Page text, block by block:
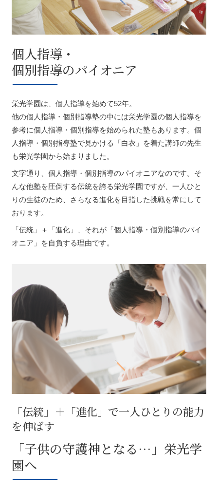
個人指導・
個別指導のパイオニア
栄光学園は、個人指導を始めて52年。
他の個人指導・個別指導塾の中には栄光学園の個人指導を
参考に個人指導・個別指導を始められた塾もあります。個
人指導・個別指導塾で見かける「白衣」を着た講師の先生
も栄光学園から始まりました。
文字通り、個人指導・個別指導のパイオニアなのです。そ
んな他塾を圧倒する伝統を誇る栄光学園ですが、一人ひと
りの生徒のため、さらなる進化を目指した挑戦を常にして
おります。
「伝統」＋「進化」、それが「個人指導・個別指導のパイ
オニア」を自負する理由です。
「伝統」＋「進化」で一人ひとりの能力
を伸ばす
「子供の守護神となる…」栄光学
園へ